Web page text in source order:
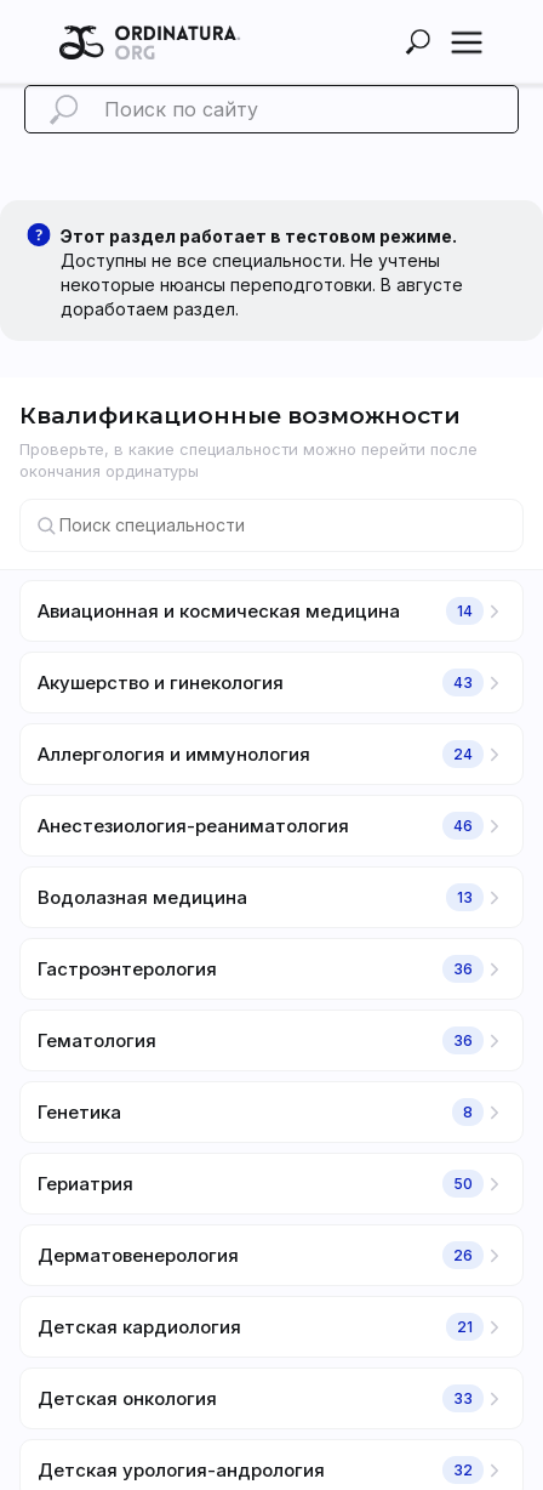
Этот раздел работает в тестовом режиме.
Доступны не все специальности. Не учтены
некоторые нюансы переподготовки. В августе
доработаем раздел.
Квалификационные возможности
Проверьте, в какие специальности можно перейти после
окончания ординатуры
Авиационная и космическая медицина 14
Акушерство и гинекология 43
Аллергология и иммунология 24
Анестезиология-реаниматология 46
Водолазная медицина 13
Гастроэнтерология 36
Гематология 36
Генетика 8
Гериатрия 50
Дерматовенерология 26
Детская кардиология 21
Детская онкология 33
Детская урология-андрология 32